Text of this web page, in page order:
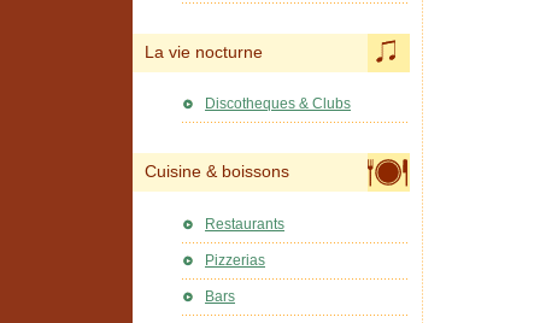
La vie nocturne
Discotheques & Clubs
Cuisine & boissons
Restaurants
Pizzerias
Bars